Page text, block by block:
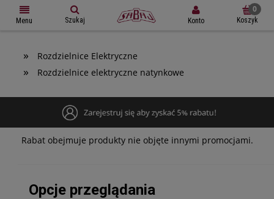
Menu Szukaj Konto Koszyk
» Rozdzielnice Elektryczne
» Rozdzielnice elektryczne natynkowe
Rabat obejmuje produkty nie objęte innymi promocjami.
Opcje przeglądania